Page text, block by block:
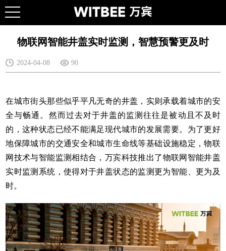
物联网智能井盖实时监测，智慧预警更及时
2024-04-08 90
在城市街头那些似乎平凡无奇的井盖，实则承载着城市的安
全与畅通。然而过去对于井盖的监测往往是被动且不及时
的，这种状态已经不能满足现代城市的发展需要。为了更好
地保障城市的交通安全和城市生命线等基础设施稳定，物联
网技术与智能监测相结合， 万宾科技推出了物联网 智能井盖
实时监测系统，使得对于井盖状态的监测更为智能、更为及
时。